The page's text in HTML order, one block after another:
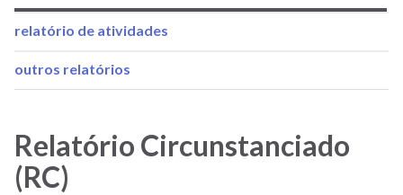
contas
orçamento/Relatórios
relatório de atividades
outros relatórios
Relatório Circunstanciado
(RC)